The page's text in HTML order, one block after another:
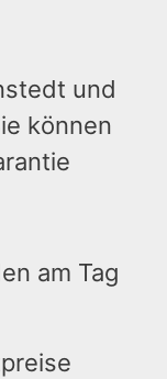
und
können
am Tag